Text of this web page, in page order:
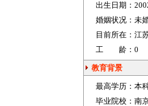
出生日期：
婚姻状况： 未
目前所在： 江
工 龄： 0
教育背景
最高学历： 本
毕业院校： 南